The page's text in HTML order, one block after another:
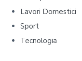
y
S
Lavori Domestici
Sport
Tecnologia